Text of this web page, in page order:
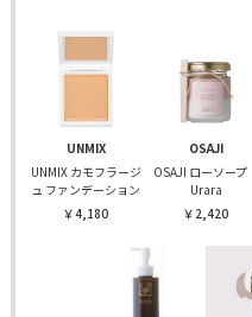
UNMIX
UNMIX カモフラージ
ュ ファンデーション
￥4,180
OSAJI
OSAJI ローソープ
Urara
￥2,420